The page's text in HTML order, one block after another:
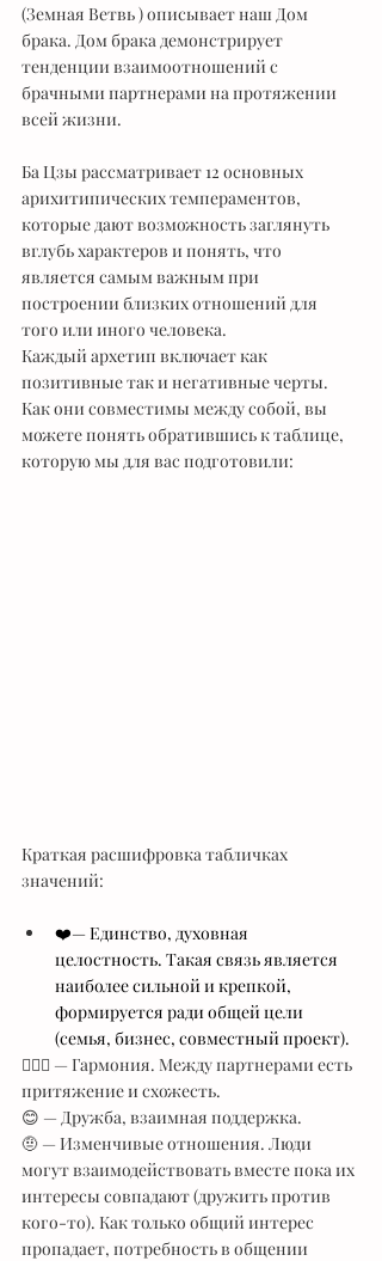
(Земная Ветвь ) описывает наш Дом
брака. Дом брака демонстрирует
тенденции взаимоотношений с
брачными партнерами на протяжении
всей жизни.
Ба Цзы рассматривает 12 основных
арихитипических темпераментов,
которые дают возможность заглянуть
вглубь характеров и понять, что
является самым важным при
построении близких отношений для
того или иного человека.
Каждый архетип включает как
позитивные так и негативные черты.
Как они совместимы между собой, вы
можете понять обратившись к таблице,
которую мы для вас подготовили:
Краткая расшифровка табличках
значений:
❤️— Единство, духовная
целостность. Такая связь является
наиболее сильной и крепкой,
формируется ради общей цели
(семья, бизнес, совместный проект).
🧘🏻‍♀️ — Гармония. Между партнерами есть
притяжение и схожесть.
😊 — Дружба, взаимная поддержка.
🤨 — Изменчивые отношения. Люди
могут взаимодействовать вместе пока их
интересы совпадают (дружить против
кого-то). Как только общий интерес
пропадает, потребность в общении